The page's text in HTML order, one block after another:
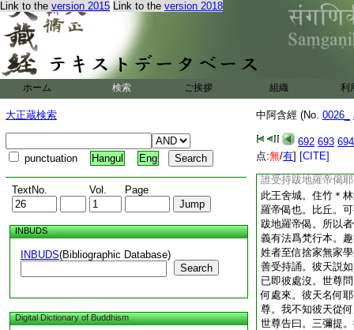
Link to the version 2015 Link to the version 2018
ホーム 検索 ご挨拶 組織 利
大正蔵検索
punctuation Hangul Eng
TextNo. Vol. Page
INBUDS
INBUDS(Bibliographic Database)
Search
Digital Dictionary of Buddhism
中阿含經 (No. 0026_
692 693 694
点:無/有] [CITE]
彼天説如是稽首尊
已即彼處沒。於是
往詣佛所稽首作禮
尊。我於今日夜將
拭身。爾時有一天
將向旦來詣我所。
天色像威神極妙光
却住於一面已。而
羅帝偈耶。我答彼
也。我問彼天。汝
答曰。我亦不受持
誰受持跋地羅帝偈
此王舍城。住竹＊
羅帝偈也。比丘。
跋地羅帝偈。所以
義有法爲梵行本。
姓者至信捨家無家
善受持誦。彼天説
已即彼處沒。世尊
何處來。彼天名何
尊。我不知彼天從
世尊告曰。三彌提